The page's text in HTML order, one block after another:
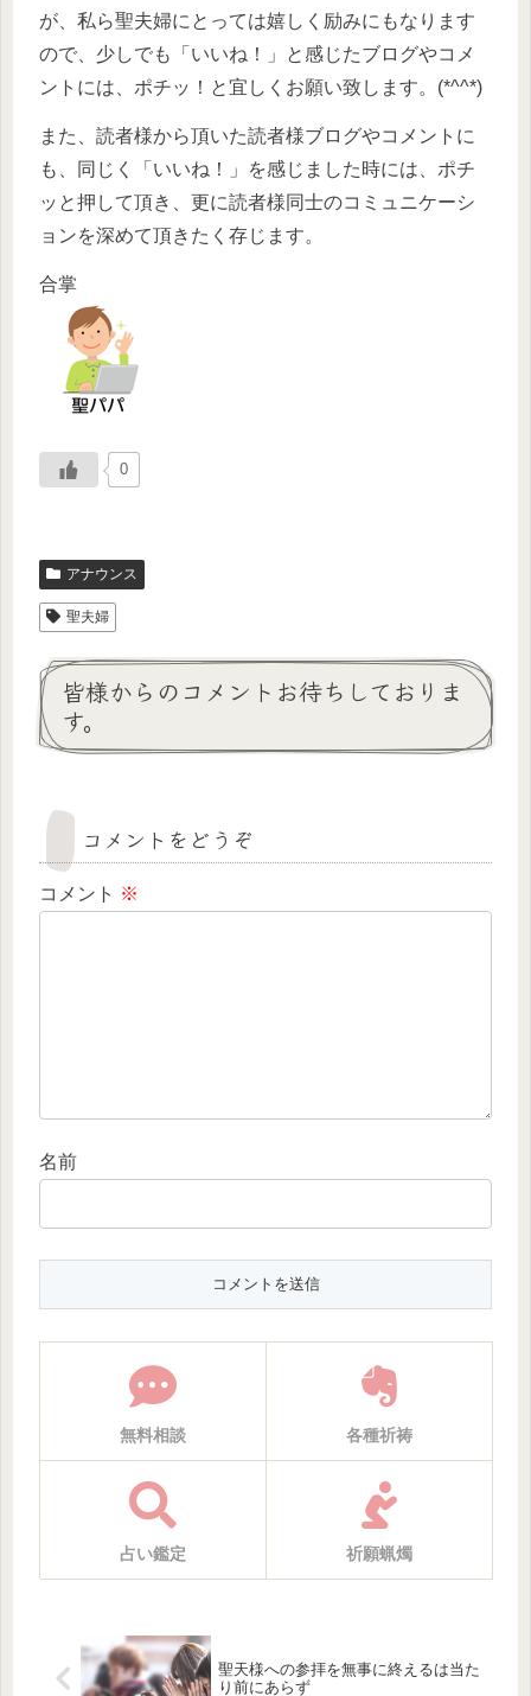
が、私ら聖夫婦にとっては嬉しく励みにもなります
ので、少しでも「いいね！」と感じたブログやコメ
ントには、ポチッ！と宜しくお願い致します。(*^^*)
また、読者様から頂いた読者様ブログやコメントに
も、同じく「いいね！」を感じました時には、ポチ
ッと押して頂き、更に読者様同士のコミュニケーシ
ョンを深めて頂きたく存じます。
合掌
0
アナウンス
聖夫婦
皆様からのコメントお待ちしておりま
す。
コメントをどうぞ
コメント ※
名前
無料相談 各種祈祷
占い鑑定 祈願蝋燭
聖天様への参拝を無事に終えるは当た
り前にあらず